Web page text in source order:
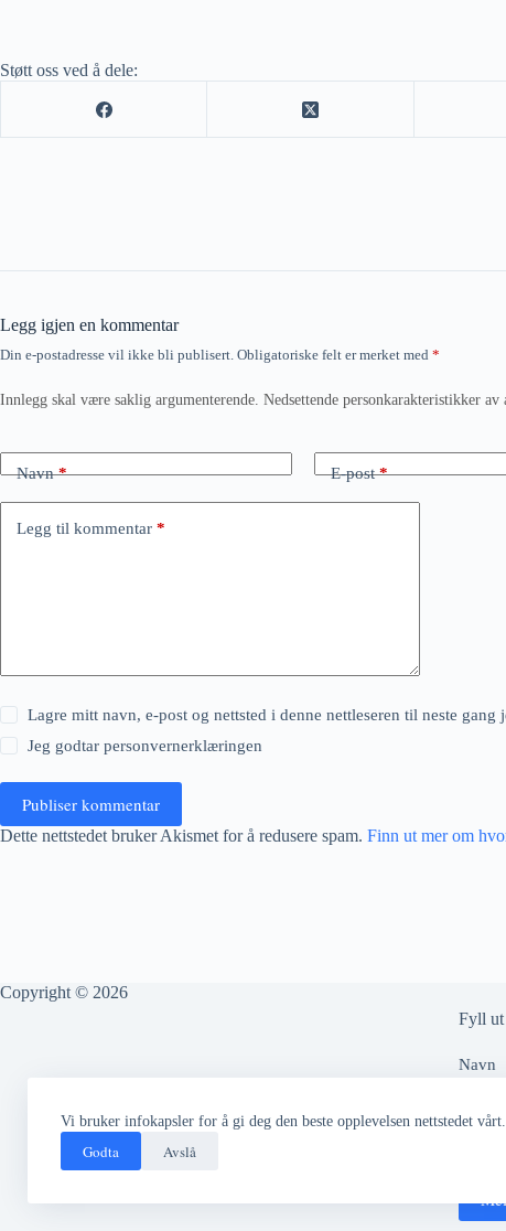
Vi bruker infokapsler for å gi deg den beste opplevelsen nettstedet vårt.
Godta Avslå
Støtt oss ved å dele:
Legg igjen en kommentar
Din e-postadresse vil ikke bli publisert. Obligatoriske felt er merket med *
Innlegg skal være saklig argumenterende. Nedsettende personkarakteristikker av
Navn* E-post*
Legg til kommentar *
Lagre mitt navn, e-post og nettsted i denne nettleseren til neste gang
Jeg godtarpersonvernerklæringen
Publiser kommentar
Dette nettstedet bruker Akismet for å redusere spam. Finn ut mer om
Copyright © 2026
Fyll ut
Navn
Epost